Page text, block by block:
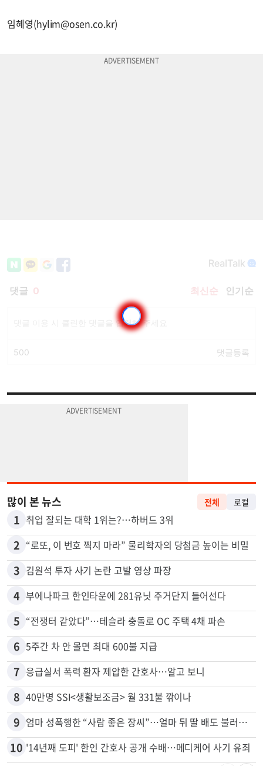
임혜영(hylim@osen.co.kr)
많이 본 뉴스
1 취업 잘되는 대학 1위는?…하버드 3위
2 “로또, 이 번호 찍지 마라” 물리학자의 당첨금 높이는 비밀
3 김원석 투자 사기 논란 고발 영상 파장
4 부에나파크 한인타운에 281유닛 주거단지 들어선다
5 “전쟁터 같았다”…테슬라 충돌로 OC 주택 4채 파손
6 5주간 차 안 몰면 최대 600불 지급
7 응급실서 폭력 환자 제압한 간호사…알고 보니
8 40만명 SSI<생활보조금> 월 331불 깎이나
9 엄마 성폭행한 “사람 좋은 장씨”…얼마 뒤 딸 배도 불러왔다